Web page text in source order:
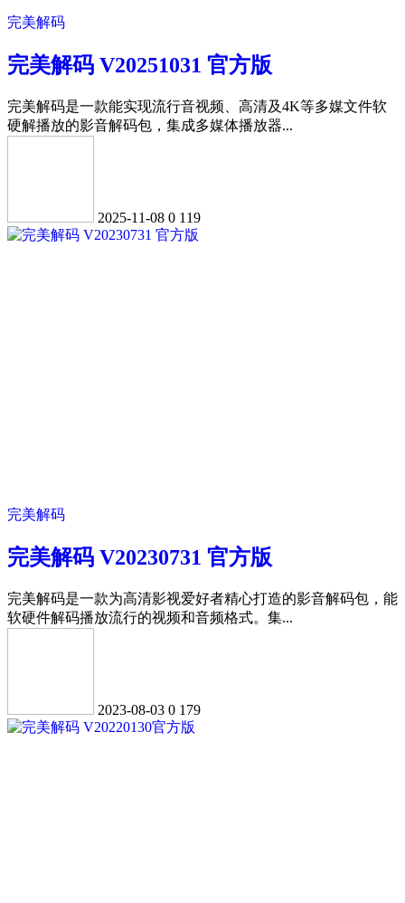
完美解码
完美解码 V20251031 官方版
完美解码是一款能实现流行音视频、高清及4K等多媒文件软
硬解播放的影音解码包，集成多媒体播放器...
2025-11-08 0 119
完美解码
完美解码 V20230731 官方版
完美解码是一款为高清影视爱好者精心打造的影音解码包，能
软硬件解码播放流行的视频和音频格式。集...
2023-08-03 0 179